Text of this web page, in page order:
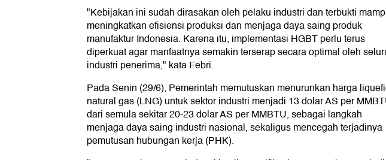
"Kebijakan ini sudah dirasakan oleh pelaku industri dan terbukti
meningkatkan efisiensi produksi dan menjaga daya saing produk
manufaktur Indonesia. Karena itu, implementasi HGBT perlu terus
diperkuat agar manfaatnya semakin terserap secara optimal oleh
industri penerima," kata Febri.
Pada Senin (29/6), Pemerintah memutuskan menurunkan harga
natural gas (LNG) untuk sektor industri menjadi 13 dolar AS per
dari semula sekitar 20-23 dolar AS per MMBTU, sebagai langkah
menjaga daya saing industri nasional, sekaligus mencegah terjadinya
pemutusan hubungan kerja (PHK).